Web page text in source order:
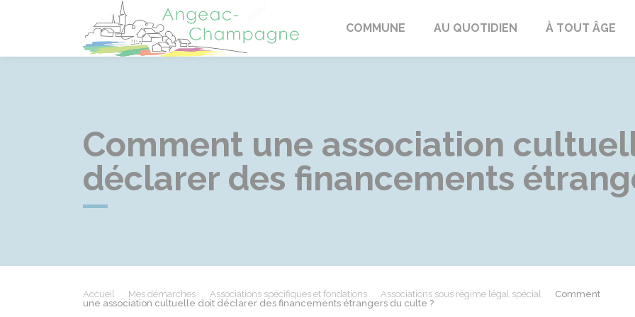
Angeac-Champagne
COMMUNE AU QUOTIDIEN À TOUT ÂGE
Comment une association
déclarer des financements
Accueil Mes démarches Associations spécifiques et fondations Associations sous régime légal spécial
Comment
une association cultuelle doit déclarer des financements étrangers du culte ?